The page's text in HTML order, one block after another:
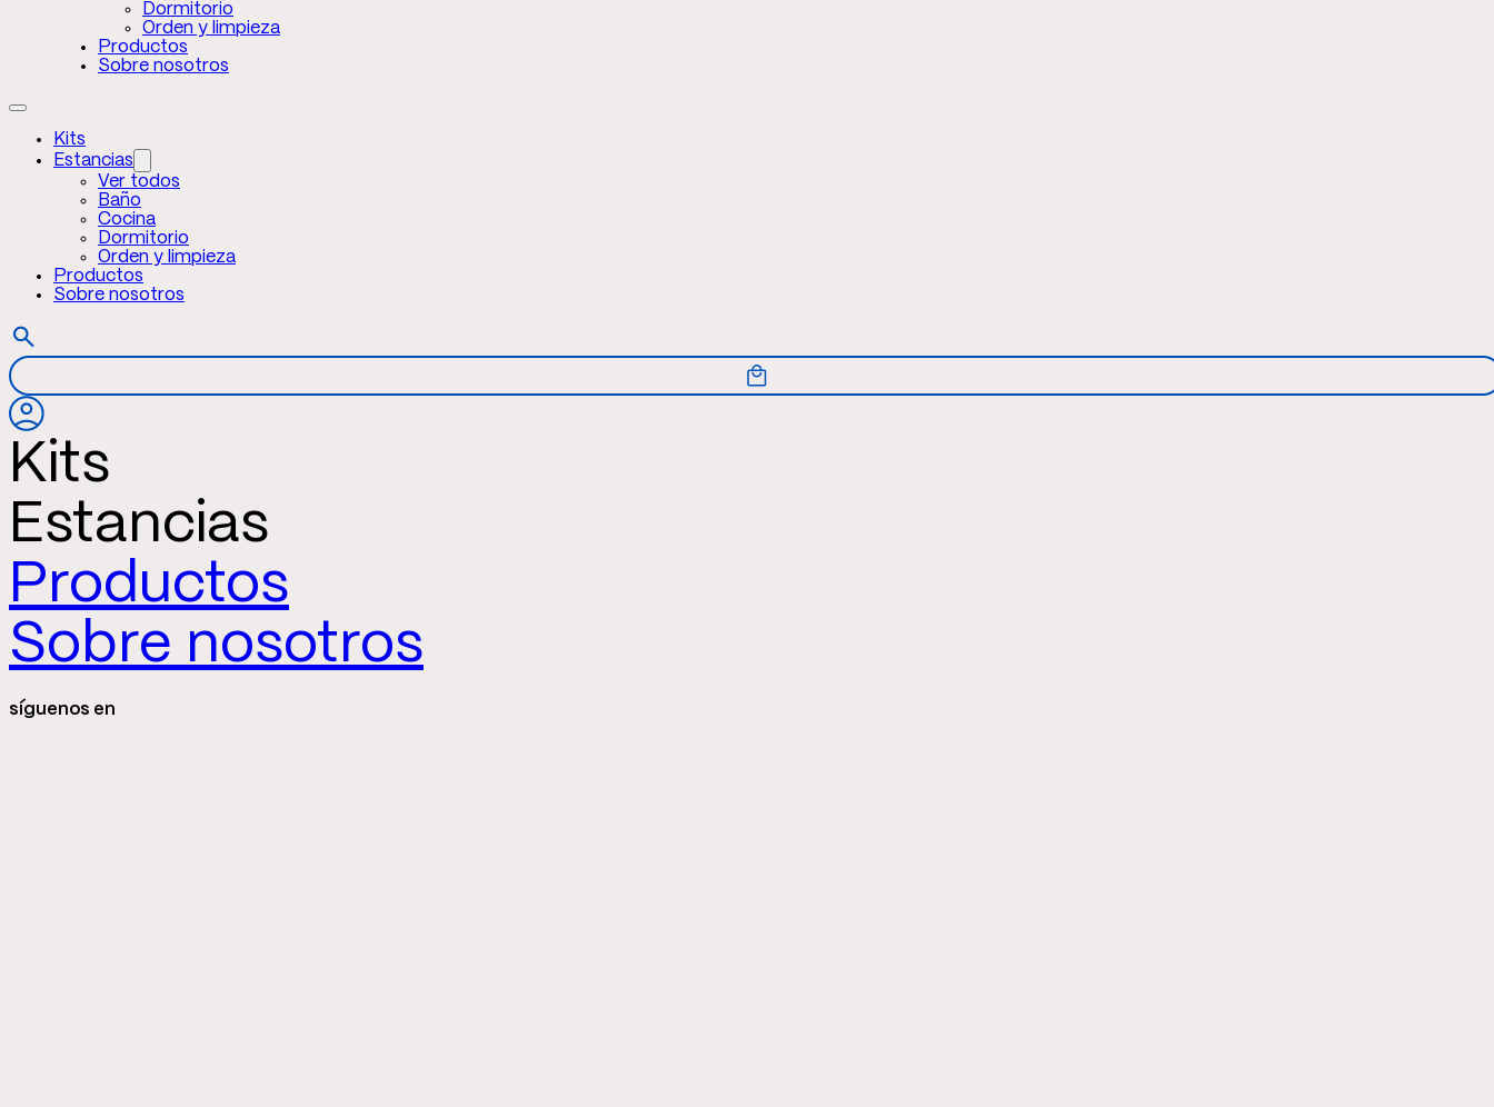
Dormitorio
Orden y limpieza
Productos
Sobre nosotros
Kits
Estancias
Ver todos
Baño
Cocina
Dormitorio
Orden y limpieza
Productos
Sobre nosotros
Kits
Estancias
Productos
Sobre nosotros
síguenos en